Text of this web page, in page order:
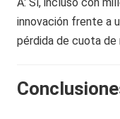
innovación frente a
pérdida de cuota de